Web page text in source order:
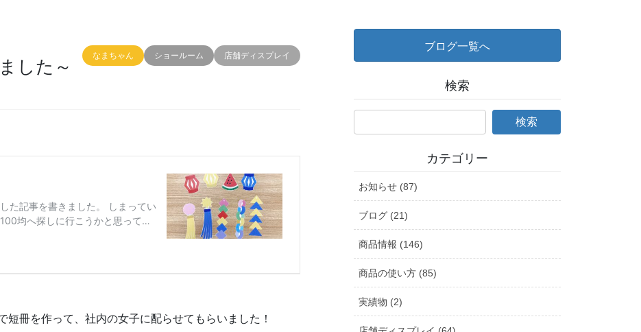
店舗ディスプレイ
ショールーム
なまちゃん
した～
冊を作って、社内の女子に配らせてもらいました！
ブログ一覧へ
検索
カテゴリー
お知らせ (87)
ブログ (21)
商品情報 (146)
商品の使い方 (85)
実績物 (2)